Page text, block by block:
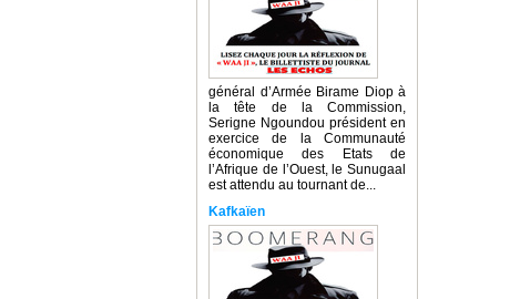
général d’Armée Birame Diop à
la tête de la Commission,
Serigne Ngoundou président en
exercice de la Communauté
économique des Etats de
l’Afrique de l’Ouest, le Sunugaal
est attendu au tournant de...
Kafkaïen